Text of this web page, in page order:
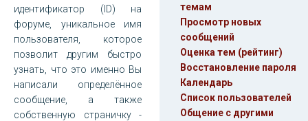
идентификатор (ID) на
форуме, уникальное имя
пользователя, которое
позволит другим быстро
узнать, что это именно Вы
написали определённое
сообщение, а также
собственную страничку -
темам
Просмотр новых
сообщений
Оценка тем (рейтинг)
Восстановление пароля
Календарь
Список пользователей
Общение с другими